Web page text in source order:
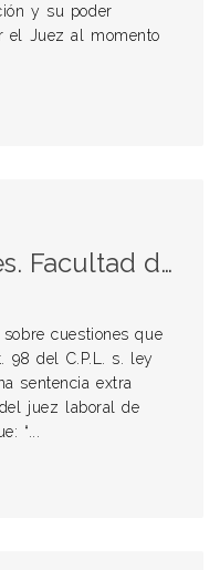
y su poder
el Juez al momento
doméstico. Aplicación. Exclusión expresa de las personas emparentadas con el dueño de casa.
cuestiones que
98 del C.P.L. s. ley
sentencia extra
juez laboral de
“...